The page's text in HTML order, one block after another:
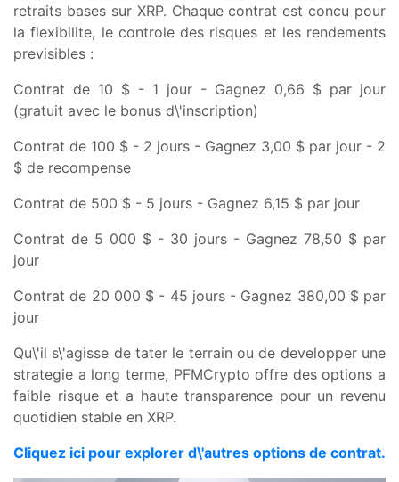
retraits bases sur XRP. Chaque contrat est concu pour
la flexibilite, le controle des risques et les rendements
previsibles :
Contrat de 10 $ - 1 jour - Gagnez 0,66 $ par jour
(gratuit avec le bonus d\'inscription)
Contrat de 100 $ - 2 jours - Gagnez 3,00 $ par jour - 2
$ de recompense
Contrat de 500 $ - 5 jours - Gagnez 6,15 $ par jour
Contrat de 5 000 $ - 30 jours - Gagnez 78,50 $ par
jour
Contrat de 20 000 $ - 45 jours - Gagnez 380,00 $ par
jour
Qu\'il s\'agisse de tater le terrain ou de developper une
strategie a long terme, PFMCrypto offre des options a
faible risque et a haute transparence pour un revenu
quotidien stable en XRP.
Cliquez ici pour explorer d\'autres options de contrat.